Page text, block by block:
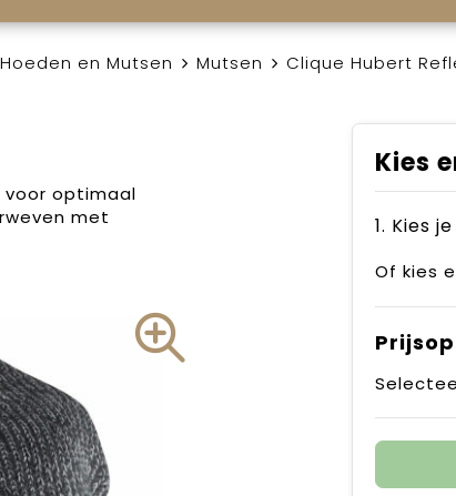
en Mutsen Mutsen Clique Hubert
voor optimaal
met
Kies
1. Kies
Of kies